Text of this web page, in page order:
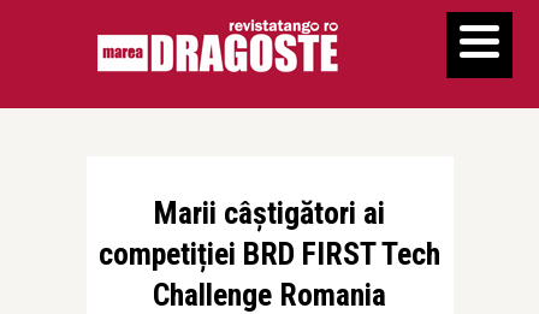
Marii câștigători ai
competiției BRD FIRST Tech
Challenge Romania